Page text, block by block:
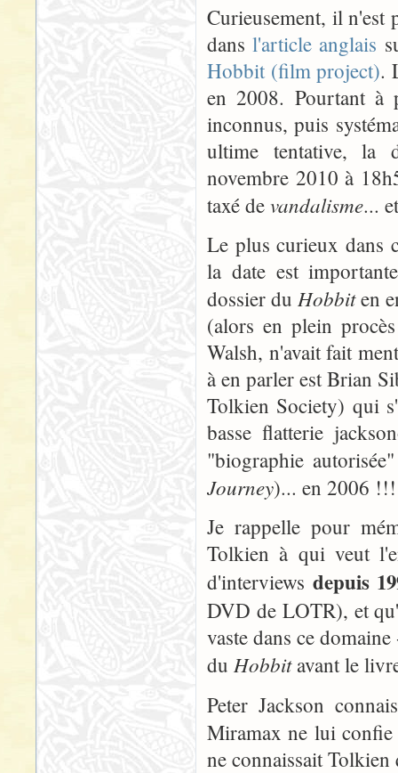
Curieusement, il n'est
dansl'article anglais
Hobbit (film project).
en 2008. Pourtant à
inconnus, puis
ultime tentative, la
novembre 2010 à
taxé de vandalisme...
Le plus curieux dans
la date est
dossier du Hobbiten
(alors en plein
Walsh, n'avait fait
à en parler est Brian
Tolkien Society) qui
basse flatterie
"biographie
Journey)... en 2006 !!!
Je rappelle pour
Tolkien à qui veut
d'interviews depuis
DVD de LOTR), et
vaste dans ce
du Hobbitavant le
Peter Jackson
Miramax ne lui
ne connaissait